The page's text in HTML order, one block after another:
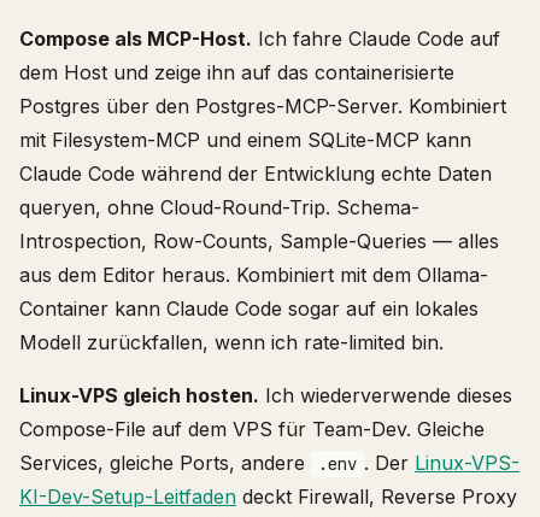
Compose als MCP-Host. Ich fahre Claude Code auf
dem Host und zeige ihn auf das containerisierte
Postgres über den Postgres-MCP-Server. Kombiniert
mit Filesystem-MCP und einem SQLite-MCP kann
Claude Code während der Entwicklung echte Daten
queryen, ohne Cloud-Round-Trip. Schema-
Introspection, Row-Counts, Sample-Queries — alles
aus dem Editor heraus. Kombiniert mit dem Ollama-
Container kann Claude Code sogar auf ein lokales
Modell zurückfallen, wenn ich rate-limited bin.
Linux-VPS gleich hosten. Ich wiederverwende dieses
Compose-File auf dem VPS für Team-Dev. Gleiche
Services, gleiche Ports, andere
.env . Der Linux-VPS-
KI-Dev-Setup-Leitfaden deckt Firewall, Reverse Proxy